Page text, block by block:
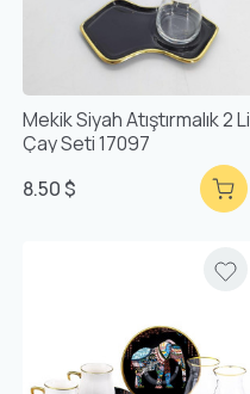
Mekik Siyah Atıştırmalık 2 Li
Çay Seti 17097
8.50 $